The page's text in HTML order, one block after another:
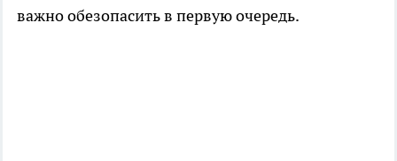
важно обезопасить в первую очередь.